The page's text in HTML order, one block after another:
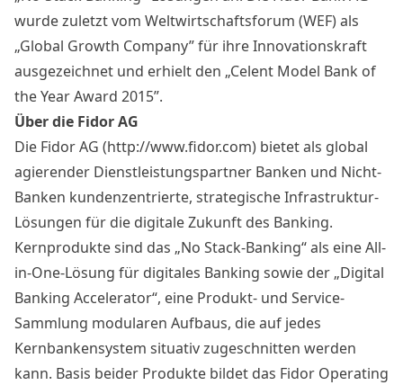
wurde zuletzt vom Weltwirtschaftsforum (WEF) als
„Global Growth Company” für ihre Innovationskraft
ausgezeichnet und erhielt den „Celent Model Bank of
the Year Award 2015”.
Über die Fidor AG
Die Fidor AG (http://www.fidor.com) bietet als global
agierender Dienstleistungspartner Banken und Nicht-
Banken kundenzentrierte, strategische Infrastruktur-
Lösungen für die digitale Zukunft des Banking.
Kernprodukte sind das „No Stack-Banking“ als eine All-
in-One-Lösung für digitales Banking sowie der „Digital
Banking Accelerator“, eine Produkt- und Service-
Sammlung modularen Aufbaus, die auf jedes
Kernbankensystem situativ zugeschnitten werden
kann. Basis beider Produkte bildet das Fidor Operating